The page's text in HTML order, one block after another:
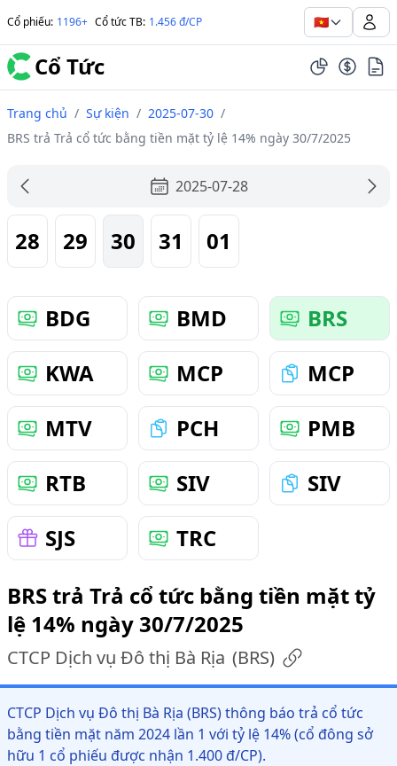
Cổ phiếu: 1196+ Cổ tức TB: 1.456 đ/CP 🇻🇳
Cổ Tức
Trang chủ / Sự kiện / 2025-07-30 /
BRS trả Trả cổ tức bằng tiền mặt tỷ lệ 14% ngày 30/7/2025
2025-07-28
28 29 30 31 01
BDG BMD
BRS
KWA
MCP
MCP
MTV
PCH
PMB
RTB
SIV
SIV
SJS
TRC
BRS trả Trả cổ tức bằng tiền mặt tỷ
lệ 14% ngày 30/7/2025
CTCP Dịch vụ Đô thị Bà Rịa (BRS)
CTCP Dịch vụ Đô thị Bà Rịa (BRS) thông báo trả cổ tức
bằng tiền mặt năm 2024 lần 1 với tỷ lệ 14% (cổ đông sở
hữu 1 cổ phiếu được nhận 1.400 đ/CP).